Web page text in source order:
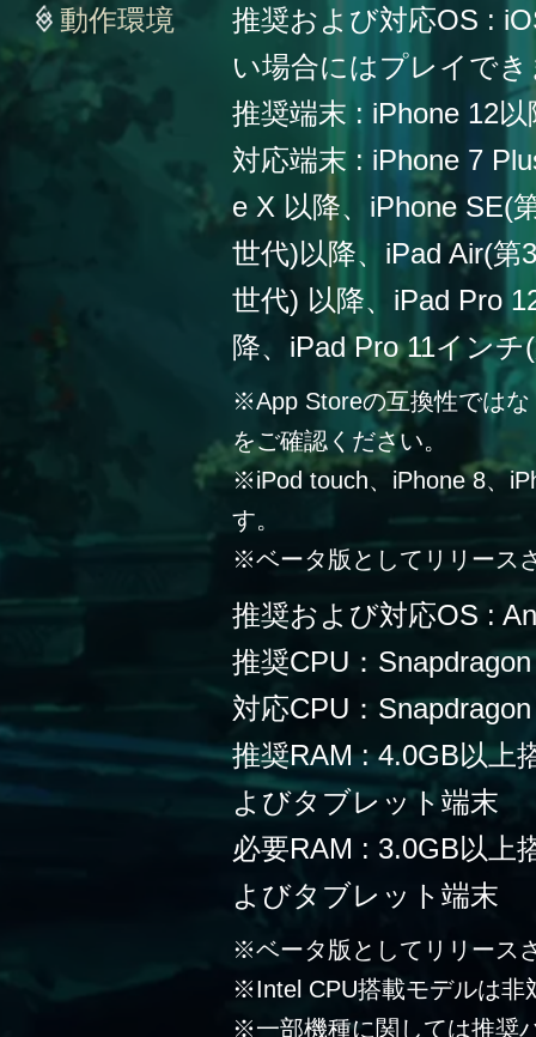
動作環境
推奨および対応OS :
い場合にはプレイで
推奨端末 : iPhone 12以
対応端末 : iPhone 7
e X 以降、iPhone SE(
世代)以降、iPad Air(第
世代) 以降、iPad Pro
降、iPad Pro 11イン
※App Storeの互換性では
をご確認ください。
※iPod touch、iPhone 8、
す。
※ベータ版としてリリース
推奨および対応OS :
推奨CPU：
対応CPU：
推奨RAM : 4.0GB以上
よびタブレット端末
必要RAM : 3.0GB以上
よびタブレット端末
※ベータ版としてリリース
※Intel CPU搭載モデルは非
※一部機種に関しては推奨